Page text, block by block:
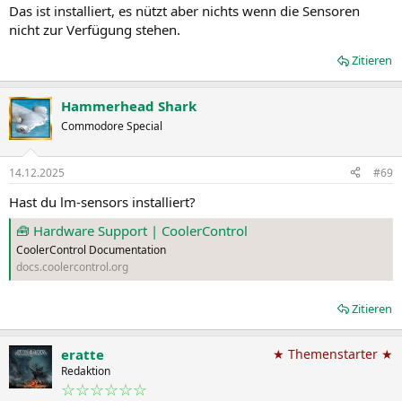
Das ist installiert, es nützt aber nichts wenn die Sensoren
nicht zur Verfügung stehen.
Zitieren
Hammerhead Shark
Commodore Special
14.12.2025 #69
Hast du lm-sensors installiert?
🧰 Hardware Support | CoolerControl
CoolerControl Documentation
docs.coolercontrol.org
Zitieren
eratte
Redaktion
☆☆☆☆☆☆
★ Themenstarter ★